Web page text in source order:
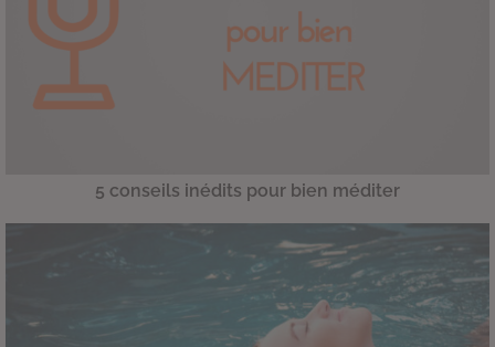
5 conseils inédits pour bien méditer